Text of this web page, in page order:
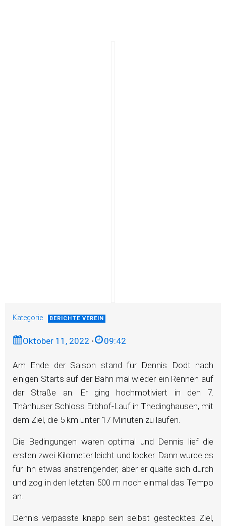
Kategorie BERICHTE VEREIN
Oktober 11, 2022 • 09:42
Am Ende der Saison stand für Dennis Dodt nach
einigen Starts auf der Bahn mal wieder ein Rennen auf
der Straße an. Er ging hochmotiviert in den 7.
Thänhuser Schloss Erbhof-Lauf in Thedinghausen, mit
dem Ziel, die 5 km unter 17 Minuten zu laufen.
Die Bedingungen waren optimal und Dennis lief die
ersten zwei Kilometer leicht und locker. Dann wurde es
für ihn etwas anstrengender, aber er quälte sich durch
und zog in den letzten 500 m noch einmal das Tempo
an.
Dennis verpasste knapp sein selbst gestecktes Ziel,